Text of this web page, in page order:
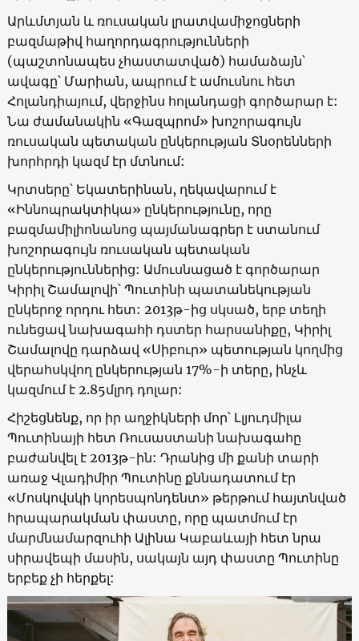
Արևմտյան և ռուսական լրատվամիջոցների
բազմաթիվ հաղորդագրությունների
(պաշտոնապես չհաստատված) համաձայն՝
ավագը՝ Մարիան, ապրում է ամուսնու հետ
Հոլանդիայում, վերջինս հոլանդացի գործարար է:
Նա ժամանակին «Գազպրոմ» խոշորագույն
ռուսական պետական ընկերության Տնօրենների
խորհրդի կազմ էր մտնում:
Կրտսերը՝ Եկատերինան, ղեկավարում է
«Իննոպրակտիկա» ընկերությունը, որը
բազմամիլիոնանոց պայմանագրեր է ստանում
խոշորագույն ռուսական պետական
ընկերություններից: Ամուսնացած է գործարար
Կիրիլ Շամալովի՝ Պուտինի պատանեկության
ընկերոջ որդու հետ: 2013թ-ից սկսած, երբ տեղի
ունեցավ նախագահի դստեր հարսանիքը, Կիրիլ
Շամալովը դարձավ «Սիբուր» պետության կողմից
վերահսկվող ընկերության 17%-ի տերը, ինչև
կազմում է 2.85մլրդ դոլար:
Հիշեցնենք, որ իր աղջիկների մոր՝ Լլյուդմիլա
Պուտինայի հետ Ռուսաստանի նախագահը
բաժանվել է 2013թ-ին: Դրանից մի քանի տարի
առաջ Վլադիմիր Պուտինը քննադատում էր
«Մոսկովսկի կորեսպոնդենտ» թերթում հայտնված
հրապարակման փաստը, որը պատմում էր
մարմնամարզուհի Ալինա Կաբաևայի հետ նրա
սիրավեպի մասին, սակայն այդ փաստը Պուտինը
երբեք չի հերքել: